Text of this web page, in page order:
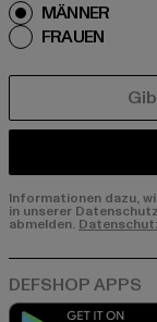
MÄNNER
FRAUEN
Informationen dazu,
in unserer
abmelden.